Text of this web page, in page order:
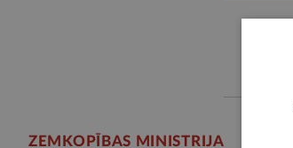
ZEMKOPĪBAS MINISTRIJA